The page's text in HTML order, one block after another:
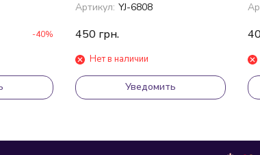
-40%
Артикул: YJ-6808
450 грн.
Нет в наличии
Уведомить